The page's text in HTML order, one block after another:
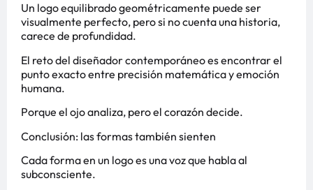
Un logo equilibrado geométricamente puede ser
visualmente perfecto, pero si no cuenta una historia,
carece de profundidad.
El reto del diseñador contemporáneo es encontrar el
punto exacto entre precisión matemática y emoción
humana.
Porque el ojo analiza, pero el corazón decide.
Conclusión: las formas también sienten
Cada forma en un logo es una voz que habla al
subconsciente.